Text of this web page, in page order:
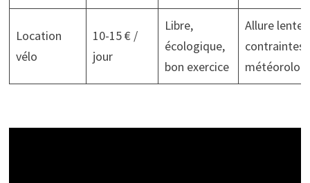
Location
vélo
10-15 € /
jour
Libre,
écologique,
bon exercice
Allure lente,
contraintes